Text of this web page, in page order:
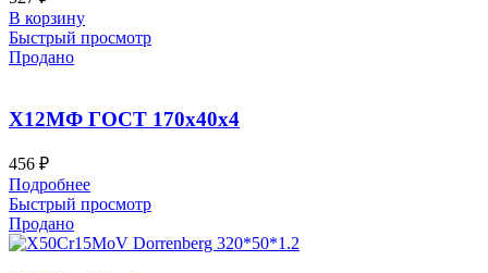
В корзину
Быстрый просмотр
Продано
Х12МФ ГОСТ 170х40х4
456 ₽
Подробнее
Быстрый просмотр
Продано